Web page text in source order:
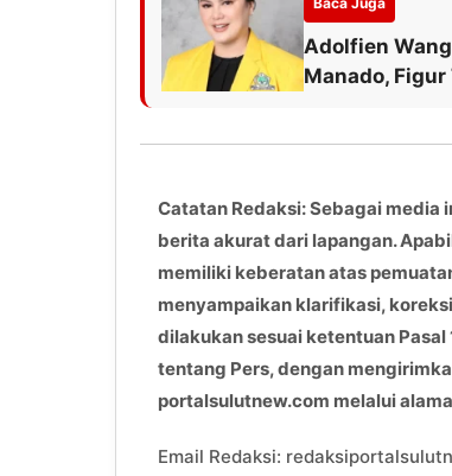
Adolfien
Manado,
Catatan Redaksi: Sebagai
berita akurat dari lapangan.
memiliki keberatan atas
menyampaikan klarifikasi,
dilakukan sesuai ketentuan Pasal
tentang Pers, dengan
portalsulutnew.com melalui
Email Redaksi: